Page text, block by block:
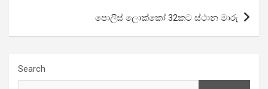
පොලිස් ලොක්කෝ 32කට ස්ථාන මාරු
Search